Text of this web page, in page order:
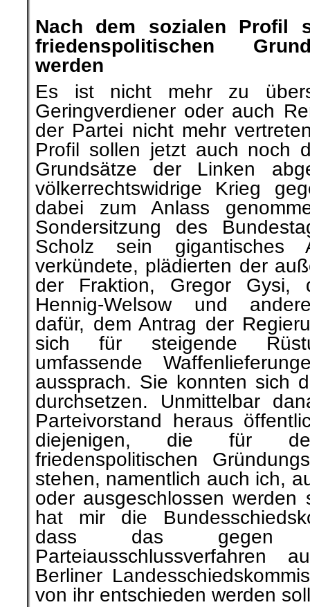
Nach dem sozialen Profil
friedenspolitischen
werden
Es ist nicht mehr zu
Geringverdiener oder auch
der Partei nicht mehr
Profil sollen jetzt auch noch
Grundsätze der Linken
völkerrechtswidrige Krieg
dabei zum Anlass
Sondersitzung des
Scholz sein gigantisches
verkündete, plädierten der
der Fraktion, Gregor Gysi,
Hennig-Welsow und
dafür, dem Antrag der
sich für steigende
umfassende
aussprach. Sie konnten sich
durchsetzen. Unmittelbar
Parteivorstand heraus
diejenigen, die für
friedenspolitischen
stehen, namentlich auch ich,
oder ausgeschlossen werden
hat mir die
dass das gegen
Parteiausschlussverfahren
Berliner
von ihr entschieden werden